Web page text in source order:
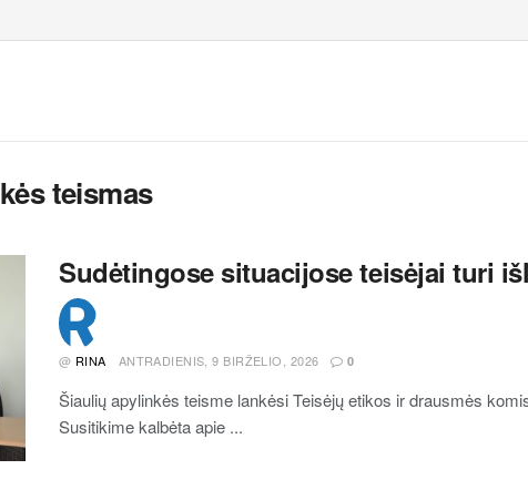
teismas
Sudėtingose situacijose teisėjai turi
@ RINA ANTRADIENIS, 9 BIRŽELIO, 2026 0
Šiaulių apylinkės teisme lankėsi Teisėjų etikos ir drausmės
Susitikime kalbėta apie ...